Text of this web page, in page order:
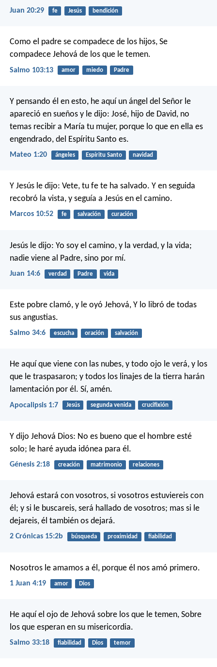
Juan 20:29 fe Jesús bendición
Como el padre se compadece de los hijos, Se
compadece Jehová de los que le temen.
Salmo 103:13 amor miedo Padre
Y pensando él en esto, he aquí un ángel del Señor le
apareció en sueños y le dijo: José, hijo de David, no
temas recibir a María tu mujer, porque lo que en ella es
engendrado, del Espíritu Santo es.
Mateo 1:20 ángeles Espíritu Santo navidad
Y Jesús le dijo: Vete, tu fe te ha salvado. Y en seguida
recobró la vista, y seguía a Jesús en el camino.
Marcos 10:52 fe salvación curación
Jesús le dijo: Yo soy el camino, y la verdad, y la vida;
nadie viene al Padre, sino por mí.
Juan 14:6 verdad Padre vida
Este pobre clamó, y le oyó Jehová, Y lo libró de todas
sus angustias.
Salmo 34:6 escucha oración salvación
He aquí que viene con las nubes, y todo ojo le verá, y los
que le traspasaron; y todos los linajes de la tierra harán
lamentación por él. Sí, amén.
Apocalipsis 1:7 Jesús segunda venida crucifixión
Y dijo Jehová Dios: No es bueno que el hombre esté
solo; le haré ayuda idónea para él.
Génesis 2:18 creación matrimonio relaciones
Jehová estará con vosotros, si vosotros estuviereis con
él; y si le buscareis, será hallado de vosotros; mas si le
dejareis, él también os dejará.
2 Crónicas 15:2b búsqueda proximidad fiabilidad
Nosotros le amamos a él, porque él nos amó primero.
1 Juan 4:19 amor Dios
He aquí el ojo de Jehová sobre los que le temen, Sobre
los que esperan en su misericordia.
Salmo 33:18 fiabilidad Dios temor